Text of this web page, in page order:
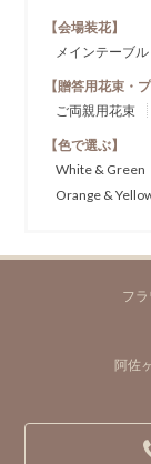
【会場装花】
メインテーブル
【贈答用花束・
ご両親用花束
【色で選ぶ】
White & Green
Orange &
フ
阿佐